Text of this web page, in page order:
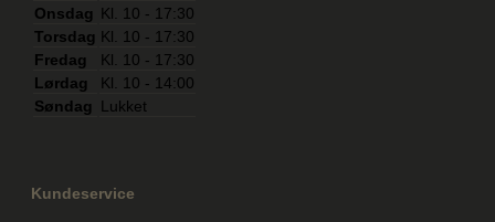
Onsdag Kl. 10 - 17:30
Torsdag Kl. 10 - 17:30
Fredag
Kl. 10 - 17:30
Lørdag
Kl. 10 - 14:00
Søndag
Lukket
Kundeservice